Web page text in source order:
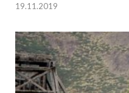
19.11.2019